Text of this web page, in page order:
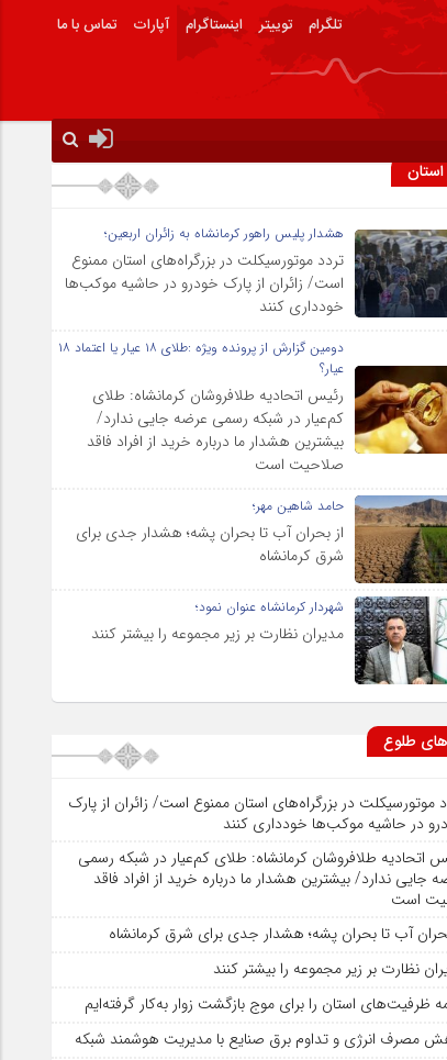
تلگرام توییتر اینستاگرام آپارات تماس با ما
استان
هشدار پلیس راهور کرمانشاه به زائران اربعین؛
تردد موتورسیکلت در بزرگراه‌های استان ممنوع
است/ زائران از پارک خودرو در حاشیه موکب‌ها
خودداری کنند
دومین گزارش از پرونده ویژه :طلای ۱۸ عیار یا اعتماد ۱۸
عیار؟
رئیس اتحادیه طلافروشان کرمانشاه: طلای
کم‌عیار در شبکه رسمی عرضه جایی ندارد/
بیشترین هشدار ما درباره خرید از افراد فاقد
صلاحیت است
حامد شاهین مهر؛
از بحران آب تا بحران پشه؛ هشدار جدی برای
شرق کرمانشاه
شهردار کرمانشاه عنوان نمود؛
مدیران نظارت بر زیر مجموعه را بیشتر کنند
های طلوع
موتورسیکلت در بزرگراه‌های استان ممنوع است/ زائران از پارک
در حاشیه موکب‌ها خودداری کنند
اتحادیه طلافروشان کرمانشاه: طلای کم‌عیار در شبکه رسمی
جایی ندارد/ بیشترین هشدار ما درباره خرید از افراد فاقد
است
آب تا بحران پشه؛ هشدار جدی برای شرق کرمانشاه
نظارت بر زیر مجموعه را بیشتر کنند
ظرفیت‌های استان را برای موج بازگشت زوار به‌کار گرفته‌ایم
مصرف انرژی و تداوم برق صنایع با مدیریت هوشمند شبکه